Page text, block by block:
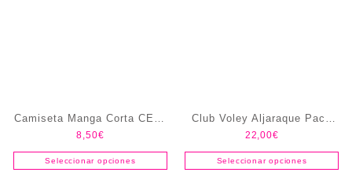
Camiseta Manga Corta CEIP
El Puntal
8,50€
Seleccionar opciones
Club Voley Aljaraque Pack
Entrenamiento
22,00€
Seleccionar opciones